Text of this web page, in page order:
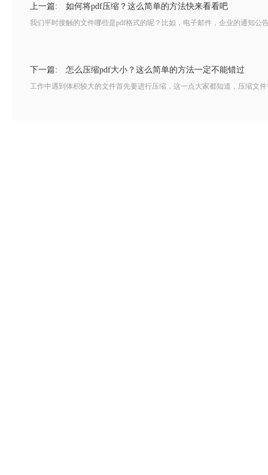
上一篇: 如何将pdf压缩？这么简单的方法快来看看吧
我们平时接触的文件哪些是pdf格式的呢？比如，电子邮件，企业的通知
下一篇: 怎么压缩pdf大小？这么简单的方法一定不能错过
工作中遇到体积较大的文件首先要进行压缩，这一点大家都知道，压缩文